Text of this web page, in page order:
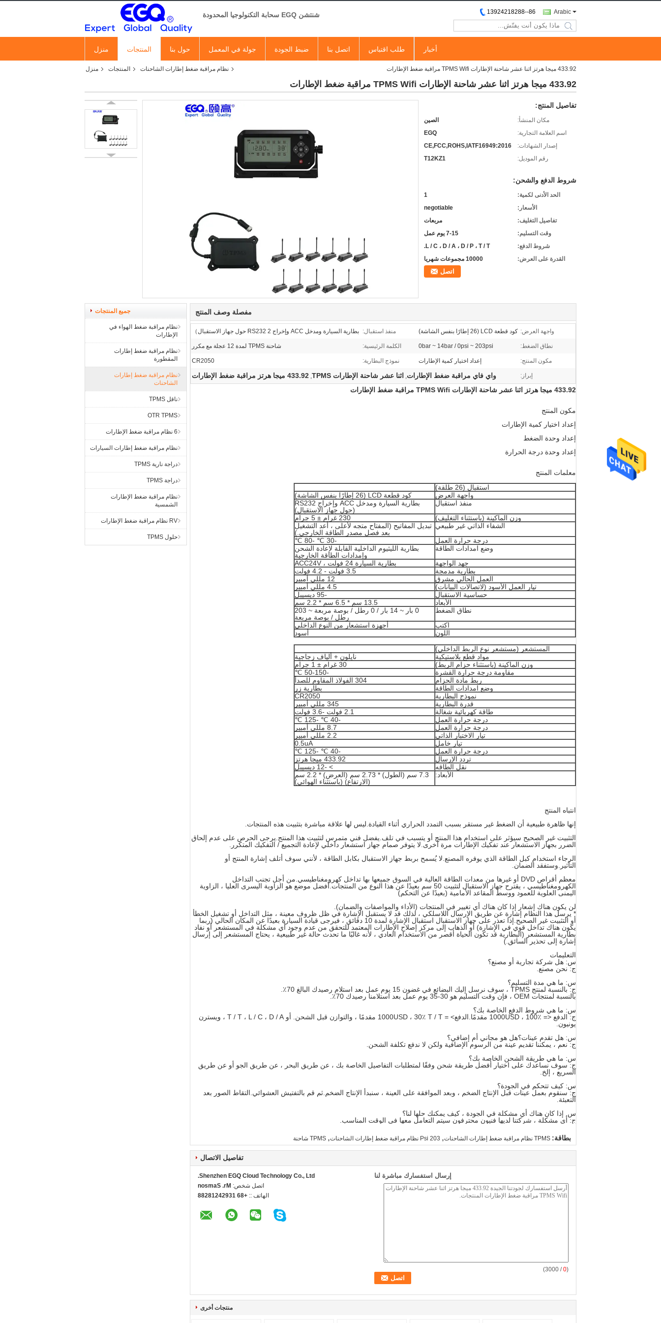
شنتشن EGQ سحابة التكنولوجيا المحدودة Arabic
86--13924218288
search
منزل المنتجات حول بنا جولة في المعمل ضبط الجودة اتصل بنا طلب اقتباس أخبار
منزل المنتجات نظام مراقبة ضغط إطارات الشاحنات 433.92 ميجا هرتز اثنا عشر شاحنة الإطارات TPMS Wifi مراقبة ضغط الإطارات
433.92 ميجا هرتز اثنا عشر شاحنة الإطارات TPMS Wifi مراقبة ضغط الإطارات
تفاصيل المنتج:
مكان المنشأ:
الصين
اسم العلامة التجارية:
EGQ
إصدار الشهادات:
CE,FCC,ROHS,IATF16949:2016
رقم الموديل:
T12KZ1
شروط الدفع والشحن:
الحد الأدنى لكمية:
1
الأسعار:
negotiable
تفاصيل التغليف:
مربعات
وقت التسليم:
7-15 يوم عمل
شروط الدفع:
L / C ، D / A ، D / P ، T / T.
القدرة على العرض:
10000 مجموعات شهريا
اتصل
جميع المنتجات
نظام مراقبة ضغط الهواء في
الإطارات
نظام مراقبة ضغط إطارات
المقطورة
نظام مراقبة ضغط إطارات
الشاحنات
ناقل TPMS
OTR TPMS
6 نظام مراقبة ضغط الإطارات
نظام مراقبة ضغط إطارات السيارات
دراجة نارية TPMS
دراجة TPMS
نظام مراقبة ضغط الإطارات
الشمسية
RV نظام مراقبة ضغط الإطارات
حلول TPMS
مفصلة وصف المنتج
واجهة العرض: كود قطعة LCD (26 إطارًا بنفس الشاشة) منفذ استقبال: بطارية السيارة ومدخل ACC وإخراج RS232 2 حول جهاز الاستقبال）
نطاق الضغط: 0bar ~ 14bar / 0psi ~ 203psi الكلمة الرئيسية: شاحنة TPMS لمدة 12 عجلة مع مكرر
مكون المنتج: إعداد اختيار كمية الإطارات نموذج البطارية: CR2050
إبراز: واي فاي مراقبة ضغط الإطارات, اثنا عشر شاحنة الإطارات TPMS , 433.92 ميجا هرتز مراقبة ضغط الإطارات
433.92 ميجا هرتز اثنا عشر شاحنة الإطارات TPMS Wifi مراقبة ضغط الإطارات
مكون المنتج
إعداد اختيار كمية الإطارات
إعداد وحدة الضغط
إعداد وحدة درجة الحرارة
معلمات المنتج
استقبال (26 طلقة)
واجهة العرض
كود قطعة LCD (26 إطارًا بنفس الشاشة)
منفذ استقبال
بطارية السيارة ومدخل ACC وإخراج RS232
(حول جهاز الاستقبال)
وزن الماكينة (باستثناء التغليف)
230 غرام ± 5 جرام
الشفاء الذاتي غير طبيعي تبديل المفاتيح (المفتاح متجه لأعلى ، أعد التشغيل
بعد فصل مصدر الطاقة الخارجي.)
درجة حرارة العمل
-30 ℃ -80 ℃
وضع امدادات الطاقة
بطارية الليثيوم الداخلية القابلة لإعادة الشحن
وإمدادات الطاقة الخارجية
جهد الواجهة
بطارية السيارة 24 فولت ، ACC24V
بطارية مدمجة
3.5 فولت - 4.2 فولت
العمل الحالي مشرق
12 مللي أمبير
تيار العمل الأسود (لاتصالات البيانات)
4.5 مللي أمبير
حساسية الاستقبال
-95 ديسيبل
الأبعاد
13.5 سم * 6.5 سم * 2.2 سم
نطاق الضغط
0 بار ~ 14 بار / 0 رطل / بوصة مربعة ~ 203
رطل / بوصة مربعة
اكتب
أجهزة استشعار من النوع الداخلي
اللون
أسود
المستشعر (مستشعر نوع الربط الداخلي)
مواد قطع بلاستيكية
نايلون + ألياف زجاجية
وزن الماكينة (باستثناء حزام الربط)
30 غرام ± 1 جرام
مقاومة درجة حرارة القشرة
-50-150 ℃
ربط مادة الحزام
304 الفولاذ المقاوم للصدأ
وضع امدادات الطاقة
بطارية زر
نموذج البطارية
CR2050
قدرة البطارية
345 مللي أمبير
طاقة كهربائية شغالة
2.1 فولت -3.6 فولت
درجة حرارة العمل
-40 ℃ -125 ℃
درجة حرارة العمل
8.7 مللي أمبير
تيار الاختبار الذاتي
2.2 مللي أمبير
تيار خامل
0.5uA
درجة حرارة العمل
-40 ℃ -125 ℃
تردد الإرسال
433.92 ميجا هرتز
نقل الطاقه
> -12 ديسيبل
الأبعاد:
7.3 سم (الطول) * 2.73 سم (العرض) * 2.2 سم
(الارتفاع) (باستثناء الهوائي)
انتباه المنتج
إنها ظاهرة طبيعية أن الضغط غير مستقر بسبب التمدد الحراري أثناء القيادة.ليس لها علاقة مباشرة بتثبيت هذه المنتجات.
التثبيت غير الصحيح سيؤثر على استخدام هذا المنتج أو يتسبب في تلف.يفضل فني متمرس لتثبيت هذا المنتج.يرجى الحرص على عدم إلحاق
الضرر بجهاز الاستشعار عند تفكيك الإطارات مرة أخرى.لا يتوفر صمام جهاز استشعار داخلي لإعادة التجميع / التفكيك المتكرر.
الرجاء استخدام كبل الطاقة الذي يوفره المصنع.لا يُسمح بربط جهاز الاستقبال بكابل الطاقة ، لأنني سوف أتلف إشارة المنتج أو
التأثير.وستفقد الضمان.
معظم أقراص DVD أو غيرها من معدات الطاقة العالية في السوق جميعها بها تداخل كهرومغناطيسي.من أجل تجنب التداخل
الكهرومغناطيسي ، يقترح جهاز الاستقبال لتثبيت 50 سم بعيدًا عن هذا النوع من المنتجات.أفضل موضع هو الزاوية اليسرى العليا ، الزاوية
اليمنى العلوية للعمود ووسط المقاعد الأمامية (بعيدًا عن التحكم)
لن يكون هناك إشعار إذا كان هناك أي تغيير في المنتجات (الأداء والمواصفات والضمان).
* يرسل هذا النظام إشارة عن طريق الإرسال اللاسلكي ، لذلك قد لا يستقبل الإشارة في ظل ظروف معينة ، مثل التداخل أو تشغيل الخطأ
أو التثبيت غير الصحيح.إذا تعذر على جهاز الاستقبال استقبال الإشارة لمدة 10 دقائق ، فيرجى قيادة السيارة بعيدًا عن المكان الحالي (ربما
يكون هناك تداخل قوي في الإشارة) أو الذهاب إلى مركز إصلاح الإطارات المعتمد للتحقق من عدم وجود أي مشكلة في المستشعر أو نفاد
بطارية المستشعر (البطارية قد تكون الحياة أقصر من الاستخدام العادي ، لأنه غالبًا ما تحدث حالة غير طبيعية ، يحتاج المستشعر إلى إرسال
إشارة إلى تحذير السائق.)
التعليمات
س: هل شركة تجارية أو مصنع؟
ج: نحن مصنع.
س: ما هي مدة التسليم؟
ج: بالنسبة لمنتج TPMS ، سوف نرسل إليك البضائع في غضون 15 يوم عمل بعد استلام رصيدك البالغ 70٪.
بالنسبة لمنتجات OEM ، فإن وقت التسليم هو 30-35 يوم عمل بعد استلامنا رصيدك 70٪.
س: ما هي شروط الدفع الخاصة بك؟
ج: الدفع <= 1000USD ، 100٪ مقدمًا.الدفع> = 1000USD ، 30٪ T / T مقدمًا ، والتوازن قبل الشحن. أو T / T ، L / C ، D / A ، ويسترن
يونيون.
س: هل تقدم عينات؟هل هو مجاني أم إضافي؟
ج: نعم ، يمكننا تقديم عينة من الرسوم الإضافية ولكن لا ندفع تكلفة الشحن.
س: ما هي طريقة الشحن الخاصة بك؟
ج: سوف نساعدك على اختيار أفضل طريقة شحن وفقًا لمتطلبات التفاصيل الخاصة بك ، عن طريق البحر ، عن طريق الجو أو عن طريق
السريع ، إلخ.
س: كيف تتحكم في الجودة؟
ج: سنقوم بعمل عينات قبل الإنتاج الضخم ، وبعد الموافقة على العينة ، سنبدأ الإنتاج الضخم.ثم قم بالتفتيش العشوائي.التقاط الصور بعد
التعبئة.
س. إذا كان هناك أي مشكلة في الجودة ، كيف يمكنك حلها لنا؟
ج: أي مشكلة ، شركتنا لديها فنيون محترفون سيتم التعامل معها في الوقت المناسب.
بطاقة: TPMS نظام مراقبة ضغط إطارات الشاحنات , 203 Psi نظام مراقبة ضغط إطارات الشاحنات , TPMS شاحنة
تفاصيل الاتصال
Shenzhen EGQ Cloud Technology Co., Ltd.
اتصل شخص: Mr. Samson
الهاتف :: +86 13924218288
إرسال استفسارك مباشرة لنا
(
0
/ 3000)
منتجات أخرى